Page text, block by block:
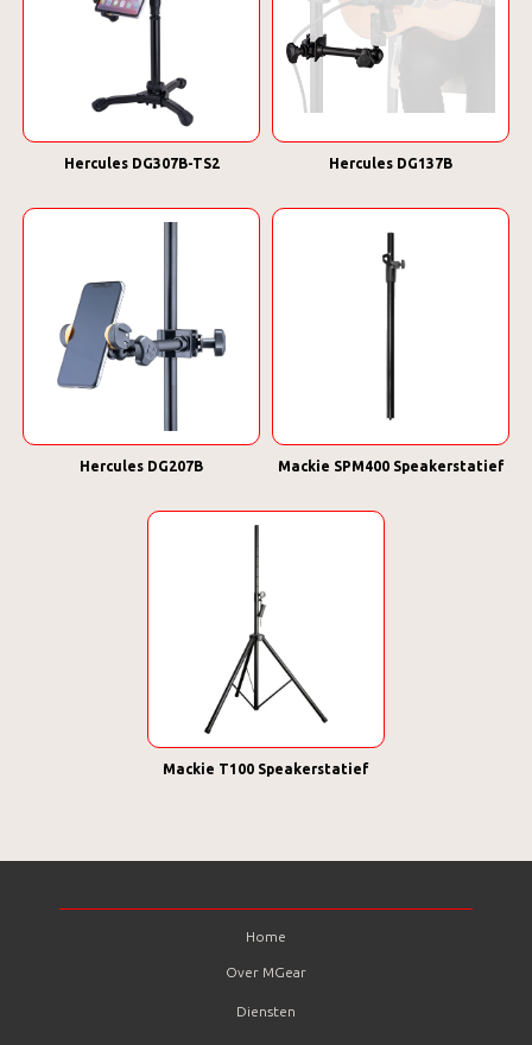
Hercules DG307B-TS2 Hercules DG137B
Hercules DG207B Mackie SPM400 Speakerstatief
Mackie T100 Speakerstatief
Home
Over MGear
Diensten